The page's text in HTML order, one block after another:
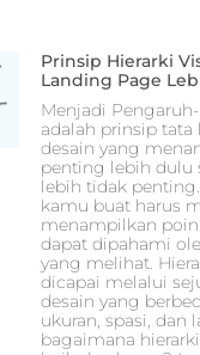
Prinsip Hierarki
Landing Page
Menjadi
adalah prinsip tata
desain yang
penting lebih dulu
lebih tidak
kamu buat harus
menampilkan
dapat dipahami
yang melihat.
dicapai melalui
desain yang
ukuran, spasi, dan
bagaimana